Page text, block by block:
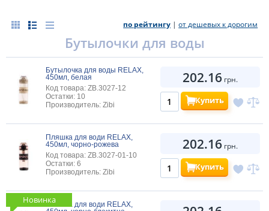
по рейтингу |от дешевых к дорогим
Бутылочки для воды
Бутылочка для воды RELAX,
450мл, белая
Код товара: ZB.3027-12
Остатки: 10
Производитель: Zibi
202.16 грн.
Купить
Пляшка для води RELAX,
450мл, чорно-рожева
Код товара: ZB.3027-01-10
Остатки: 6
Производитель: Zibi
202.16 грн.
Купить
НовинкаПляшка для води RELAX,